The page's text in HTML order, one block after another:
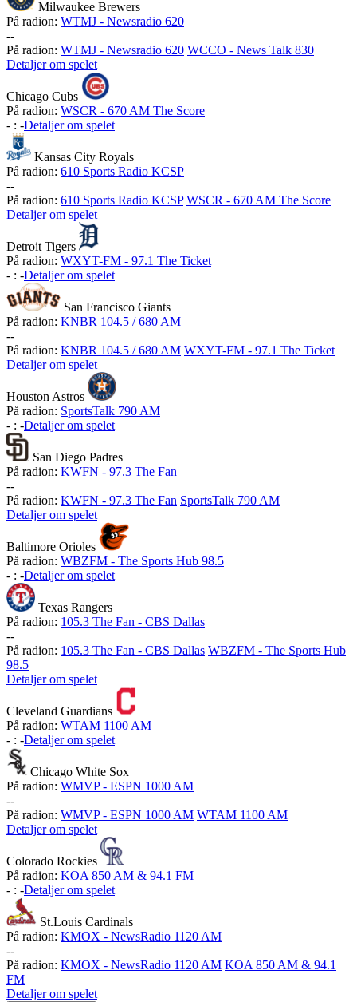
Milwaukee Brewers
På radion: WTMJ - Newsradio 620
--
På radion: WTMJ - Newsradio 620 WCCO - News Talk 830
Detaljer om spelet
Chicago Cubs
På radion: WSCR - 670 AM The Score
- : -Detaljer om spelet
Kansas City Royals
På radion: 610 Sports Radio KCSP
--
På radion: 610 Sports Radio KCSP WSCR - 670 AM The Score
Detaljer om spelet
Detroit Tigers
På radion: WXYT-FM - 97.1 The Ticket
- : -Detaljer om spelet
San Francisco Giants
På radion: KNBR 104.5 / 680 AM
--
På radion: KNBR 104.5 / 680 AM WXYT-FM - 97.1 The Ticket
Detaljer om spelet
Houston Astros
På radion: SportsTalk 790 AM
- : -Detaljer om spelet
San Diego Padres
På radion: KWFN - 97.3 The Fan
--
På radion: KWFN - 97.3 The Fan SportsTalk 790 AM
Detaljer om spelet
Baltimore Orioles
På radion: WBZFM - The Sports Hub 98.5
- : -Detaljer om spelet
Texas Rangers
På radion: 105.3 The Fan - CBS Dallas
--
På radion: 105.3 The Fan - CBS Dallas WBZFM - The Sports Hub
98.5
Detaljer om spelet
Cleveland Guardians
På radion: WTAM 1100 AM
- : -Detaljer om spelet
Chicago White Sox
På radion: WMVP - ESPN 1000 AM
--
På radion: WMVP - ESPN 1000 AM WTAM 1100 AM
Detaljer om spelet
Colorado Rockies
På radion: KOA 850 AM & 94.1 FM
- : -Detaljer om spelet
St.Louis Cardinals
På radion: KMOX - NewsRadio 1120 AM
--
På radion: KMOX - NewsRadio 1120 AM KOA 850 AM & 94.1
FM
Detaljer om spelet